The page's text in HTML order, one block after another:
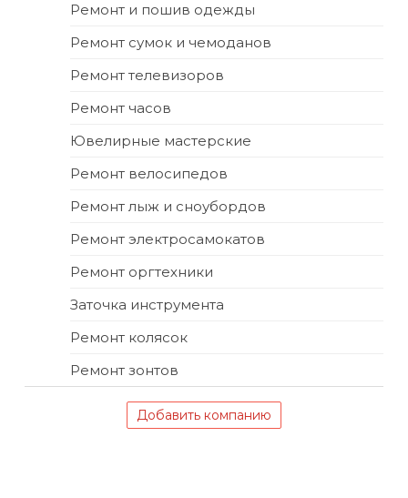
Ремонт и пошив одежды
Ремонт сумок и чемоданов
Ремонт телевизоров
Ремонт часов
Ювелирные мастерские
Ремонт велосипедов
Ремонт лыж и сноубордов
Ремонт электросамокатов
Ремонт оргтехники
Заточка инструмента
Ремонт колясок
Ремонт зонтов
Добавить компанию